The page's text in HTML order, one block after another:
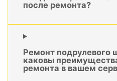
после ремонта?
Ремонт подрулевого
каковы
ремонта в вашем